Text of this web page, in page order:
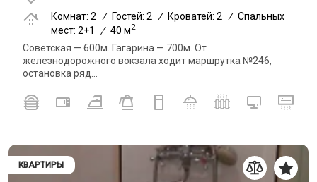
Комнат: 2
/ Гостей: 2 / Кроватей: 2 / Спальных
мест: 2+1
/ 40 м2
Советская — 600м. Гагарина — 700м. От
железнодорожного вокзала ходит маршрутка №246,
остановка ряд...
КВАРТИРЫ